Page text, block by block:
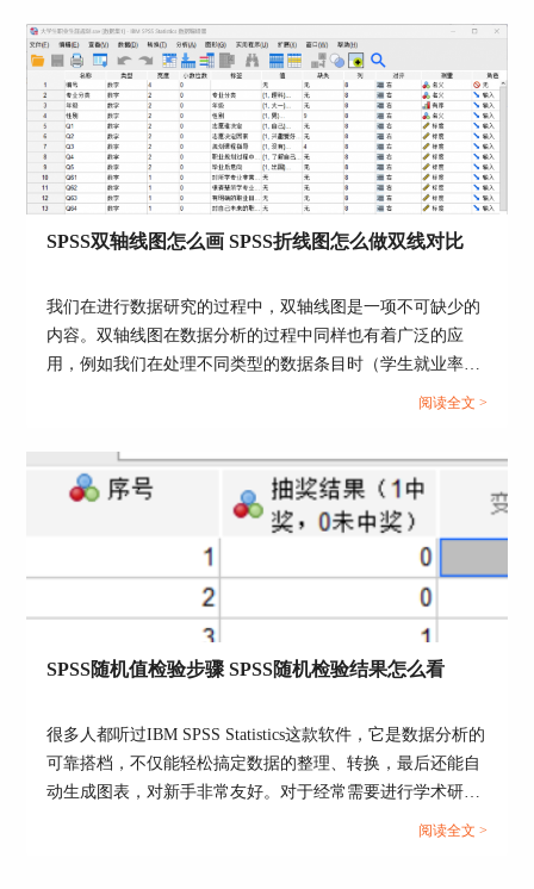
致无法设定成功的情况。针对这类情况，可能是因
为我们没有遵循SPSS变量名称的设定规则。
1、重复名称。如图所示，当我们修改的变量名称
已经在数据中出现过了，那么就不能重复使用，但
可以为名称增加额外代号以用于区分。
2、不合法的字符。当我们在设定变量名称时，也
不可以使用感叹号、问号、句号、逗号、省略号等
一系列字符。输入此类字符后，会出现报错提示。
SPSS双轴线图怎么画 SPSS折线图怎么做双线对比
我们在进行数据研究的过程中，双轴线图是一项不可缺少的
内容。双轴线图在数据分析的过程中同样也有着广泛的应
用，例如我们在处理不同类型的数据条目时（学生就业率与
就业意向之间的关系），就需要用到双轴线图。但是在绘制
就需要对两者进行对比。这里以SPSS为例，给大家介绍
SPSS双轴线图怎么画，SPSS折线图怎么做双线对比。...
阅读全文 >
SPSS随机值检验步骤 SPSS随机检验结果怎么看
很多人都听过IBM SPSS Statistics这款软件，它是数据分析的
可靠搭档，不仅能轻松搞定数据的整理、转换，最后还能自
动生成图表，对新手非常友好。对于经常需要进行学术研
究、市场调研的用户来说是个常用的选择。今天我们就来说
阅读全文 >